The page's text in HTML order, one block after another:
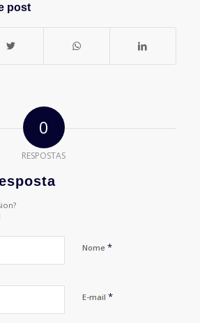
post
0
RESPOSTAS
Nome *
E-mail *